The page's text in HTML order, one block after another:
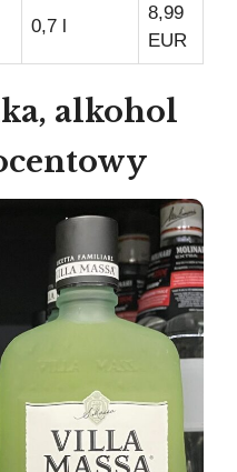
0,7 l
8,99
EUR
alkohol